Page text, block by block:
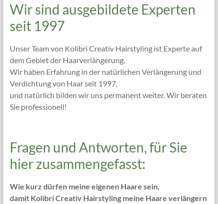
Wir sind ausgebildete Experten
seit 1997
Unser Team von Kolibri Creativ Hairstyling ist Experte auf
dem Gebiet der Haarverlängerung.
Wir haben Erfahrung in der natürlichen Verlängerung und
Verdichtung von Haar seit 1997,
und natürlich bilden wir uns permanent weiter. Wir beraten
Sie professionell!
Fragen und Antworten, für Sie
hier zusammengefasst:
Wie kurz dürfen meine eigenen Haare sein,
damit Kolibri Creativ Hairstyling meine Haare verlängern